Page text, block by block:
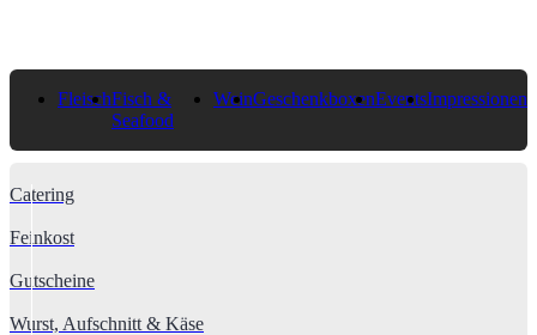
FleischFisch &
Seafood
WeinGeschenkboxenEventsImpressionen
Catering
Feinkost
Gutscheine
Wurst, Aufschnitt & Käse